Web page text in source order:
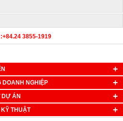
3855-1919
DOANH NGHIỆP
DỰ ÁN
THUẬT